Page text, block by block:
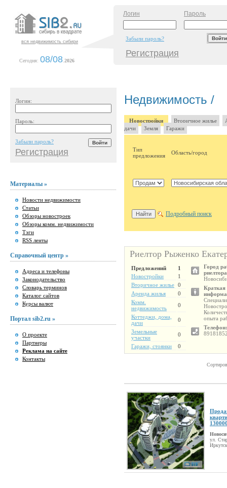
вся недвижимость сибири
Сегодня: 08/08 2026
Логин Пароль
Забыли пароль?
Регистрация
Логин:
Пароль:
Забыли пароль?
Регистрация
Материалы »
Новости недвижимости
Статьи
Обзоры новостроек
Обзоры комм. недвижимости
Тэги
RSS ленты
Справочный центр »
Адреса и телефоны
Законодательство
Словарь терминов
Каталог сайтов
Курсы валют
Портал sib2.ru »
О проекте
Партнеры
Реклама на сайте
Контакты
Недвижимость /
Новостройки Вторичное жилье
дачи
Земля Гаражи
Тип
предложения
Область/город
Подробный поиск
Риелтор Рыженко
Предложений
1
Новостройки
1
Вторичное жилье 0
Аренда жилья
0
Комм.
недвижимость
0
Коттеджи, дома,
дачи
0
Земельные
участки
0
Гаражи, стоянки
0
Город
Краткая
опыта
Телефон:
ул.